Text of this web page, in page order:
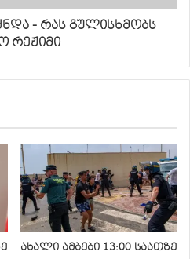
- რას გულისხმობს
რეჟიმი
ახალი ამბები 13:00 საათზე